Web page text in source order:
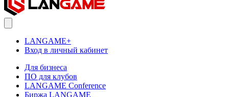
LANGAME+
Вход в личный кабинет
Для бизнеса
ПО для клубов
LANGAME Conference
Биржа LANGAME